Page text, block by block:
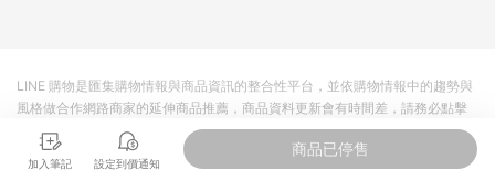
加入筆記 設定到價通知
商品已停售
LINE 購物是匯集購物情報與商品資訊的整合性平台，並依購物情報中的趨勢與
風格做合作網路商家的延伸商品推薦，商品資料更新會有時間差，請務必點擊
商品至各合作網路商家，確認現售價與購物條件，一切資訊以合作廠商網頁為
準。